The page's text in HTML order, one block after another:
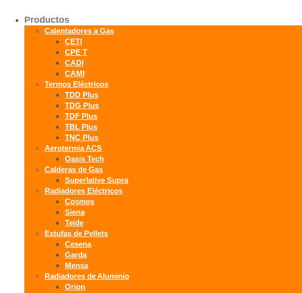
Productos
Calentadores a Gas
CETI
CPE T
CADI
CAMI
Termos Eléctricos
TDD Plus
TDG Plus
TDF Plus
TBL Plus
TNC Plus
Aerotermia ACS
Oasis Tech
Calderas de Gas
Superlative Supra
Radiadores Eléctricos
Cosmos
Siena
Teide
Estufas de Pellets
Cesena
Garda
Mensa
Radiadores de Aluminio
Orion